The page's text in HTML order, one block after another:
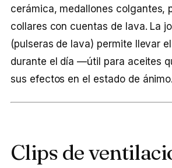
cerámica, medallones colgantes,
collares con cuentas de lava. La
(pulseras de lava) permite llevar
durante el día —útil para aceites
sus efectos en el estado de ánimo.
Clips de